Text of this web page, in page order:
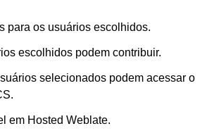
para os usuários escolhidos.
escolhidos podem contribuir.
selecionados podem acessar o
em Hosted Weblate.